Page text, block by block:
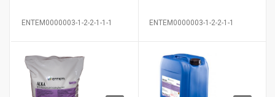
ENTEM0000003-1-2-2-1-1-1 ENTEM0000003-1-2-2-1-1